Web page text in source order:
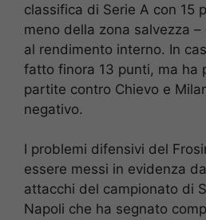
classifica di Serie A con 15
meno della zona salvezza
al rendimento interno. In
fatto finora 13 punti, ma ha
partite contro Chievo e
negativo.
I problemi difensivi del
essere messi in evidenza
attacchi del campionato di
Napoli che ha segnato